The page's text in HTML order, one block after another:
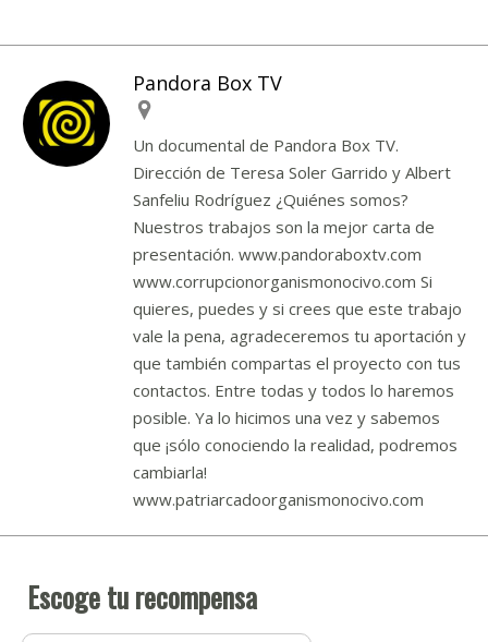
Pandora Box TV
Un documental de Pandora Box TV.
Dirección de Teresa Soler Garrido y Albert
Sanfeliu Rodríguez ¿Quiénes somos?
Nuestros trabajos son la mejor carta de
presentación. www.pandoraboxtv.com
www.corrupcionorganismonocivo.com Si
quieres, puedes y si crees que este trabajo
vale la pena, agradeceremos tu aportación y
que también compartas el proyecto con tus
contactos. Entre todas y todos lo haremos
posible. Ya lo hicimos una vez y sabemos
que ¡sólo conociendo la realidad, podremos
cambiarla!
www.patriarcadoorganismonocivo.com
Escoge tu recompensa